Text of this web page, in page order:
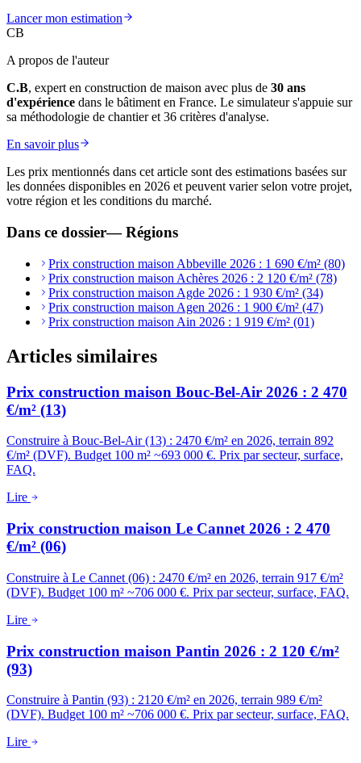
Lancer mon estimation
CB
A propos de l'auteur
C.B, expert en construction de maison avec plus de 30 ans
d'expérience dans le bâtiment en France. Le simulateur s'appuie sur
sa méthodologie de chantier et 36 critères d'analyse.
En savoir plus
Les prix mentionnés dans cet article sont des estimations basées sur
les données disponibles en 2026 et peuvent varier selon votre projet,
votre région et les conditions du marché.
Dans ce dossier—Régions
Prix construction maison Abbeville 2026 : 1 690 €/m² (80)
Prix construction maison Achères 2026 : 2 120 €/m² (78)
Prix construction maison Agde 2026 : 1 930 €/m² (34)
Prix construction maison Agen 2026 : 1 900 €/m² (47)
Prix construction maison Ain 2026 : 1 919 €/m² (01)
Articles similaires
Prix construction maison Bouc-Bel-Air 2026 : 2 470
€/m² (13)
Construire à Bouc-Bel-Air (13) : 2470 €/m² en 2026, terrain 892
€/m² (DVF). Budget 100 m² ~693 000 €. Prix par secteur, surface,
FAQ.
Lire
Prix construction maison Le Cannet 2026 : 2 470
€/m² (06)
Construire à Le Cannet (06) : 2470 €/m² en 2026, terrain 917 €/m²
(DVF). Budget 100 m² ~706 000 €. Prix par secteur, surface, FAQ.
Lire
Prix construction maison Pantin 2026 : 2 120 €/m²
(93)
Construire à Pantin (93) : 2120 €/m² en 2026, terrain 989 €/m²
(DVF). Budget 100 m² ~706 000 €. Prix par secteur, surface, FAQ.
Lire